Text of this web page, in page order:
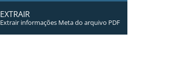
EXTRAIR
Extrair informações Meta do arquivo PDF